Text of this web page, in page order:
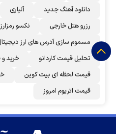
دانلود آهنگ جدید
آلپاری
رزرو هتل خارجی
نکسو
مسموم سازی آدرس های ارز
تحلیل قیمت کاردانو
خرید
قیمت لحظه ای بیت کوین
قیمت اتریوم امروز